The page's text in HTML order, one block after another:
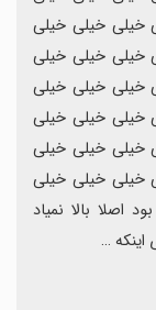
اینکه …